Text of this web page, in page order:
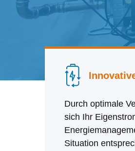
Durch optimale
sich Ihr
Situation